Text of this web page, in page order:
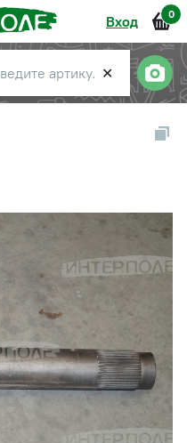
Вход 0
✕